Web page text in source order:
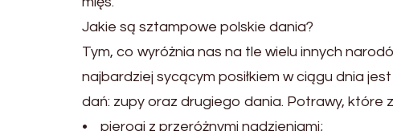
Jakie są sztampowe polskie dania?
Tym, co wyróżnia nas na tle wielu innych
najbardziej sycącym posiłkiem w ciągu dnia
dań: zupy oraz drugiego dania. Potrawy, które
• pierogi z przeróżnymi nadzieniami;